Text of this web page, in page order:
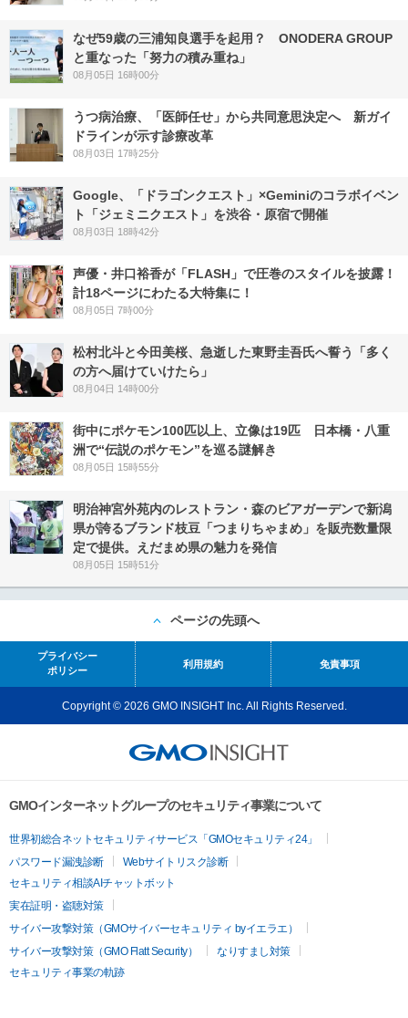
なぜ59歳の三浦知良選手を起用？ ONODERA GROUP
と重なった「努力の積み重ね」
08月05日 16時00分
うつ病治療、「医師任せ」から共同意思決定へ 新ガイ
ドラインが示す診療改革
08月03日 17時25分
Google、「ドラゴンクエスト」×Geminiのコラボイベン
ト「ジェミニクエスト」を渋谷・原宿で開催
08月03日 18時42分
声優・井口裕香が「FLASH」で圧巻のスタイルを披露！
計18ページにわたる大特集に！
08月05日 7時00分
松村北斗と今田美桜、急逝した東野圭吾氏へ誓う「多く
の方へ届けていけたら」
08月04日 14時00分
街中にポケモン100匹以上、立像は19匹 日本橋・八重
洲で“伝説のポケモン”を巡る謎解き
08月05日 15時55分
明治神宮外苑内のレストラン・森のビアガーデンで新潟
県が誇るブランド枝豆「つまりちゃまめ」を販売数量限
定で提供。えだまめ県の魅力を発信
08月05日 15時51分
ページの先頭へ
プライバシー
ポリシー
利用規約 免責事項
Copyright © 2026 GMO INSIGHT Inc. All Rights Reserved.
GMOインターネットグループのセキュリティ事業について
世界初総合ネットセキュリティサービス「GMOセキュリティ24」
パスワード漏洩診断
Webサイトリスク診断
セキュリティ相談AIチャットボット
実在証明・盗聴対策
サイバー攻撃対策（GMOサイバーセキュリティ byイエラエ）
サイバー攻撃対策（GMO Flatt Security）
なりすまし対策
セキュリティ事業の軌跡